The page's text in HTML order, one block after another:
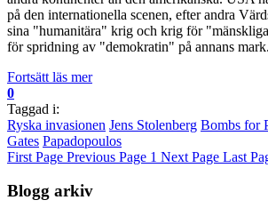
på den internationella scenen, efter andra
sina "humanitära" krig och krig för
för spridning av "demokratin" på annans mark.
Fortsätt läs mer
0
Taggad i:
Ryska invasionen Jens Stolenberg Bombs for
Gates Papadopoulos
First Page Previous Page 1 Next Page Last
Blogg arkiv